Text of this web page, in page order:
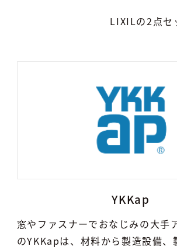
LIXILの2点セ
YKKap
窓やファスナーでおなじみの大手
のYKKapは、材料から製造設備、